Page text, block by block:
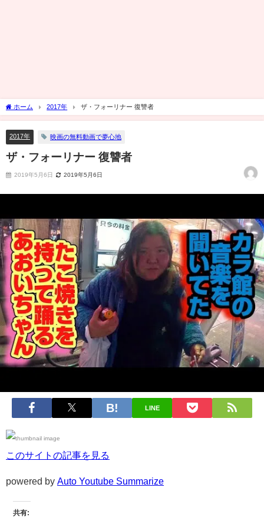
ホーム 2017年 ザ・フォーリナー 復讐者
2017年 映画の無料動画で夢心地
ザ・フォーリナー 復讐者
2019年5月6日 2019年5月6日
LINE
このサイトの記事を見る
powered by Auto Youtube Summarize
共有: